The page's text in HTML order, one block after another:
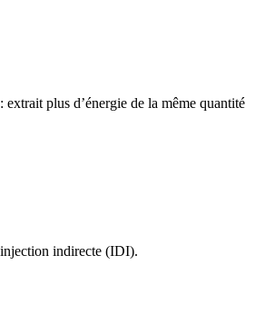
plus d’énergie de la même quantité
indirecte (IDI).